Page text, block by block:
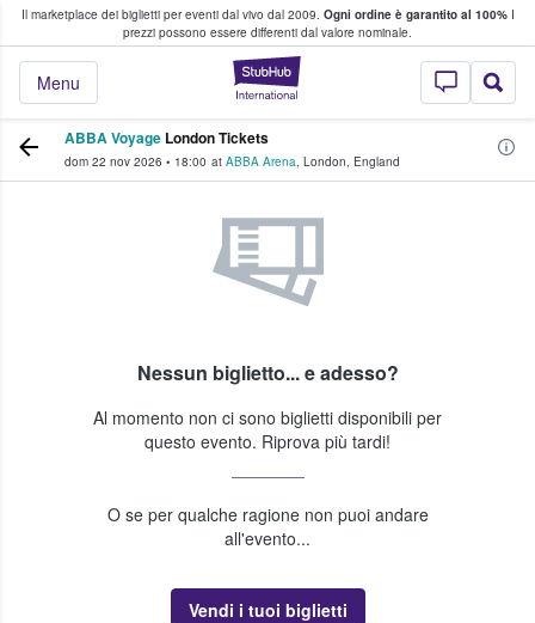
Il marketplace dei biglietti per eventi dal vivo dal 2009. Ogni ordine è garantito al 100%I
prezzi possono essere differenti dal valore nominale.
StubHub - Dove
Menu
fan comprano e vendono biglietti
ABBA Voyage London Tickets
dom 22 nov 2026 • 18:00 at ABBA Arena, London, England
Nessun biglietto... e adesso?
Al momento non ci sono biglietti disponibili per
questo evento. Riprova più tardi!
O se per qualche ragione non puoi andare
all'evento...
Vendi i tuoi biglietti